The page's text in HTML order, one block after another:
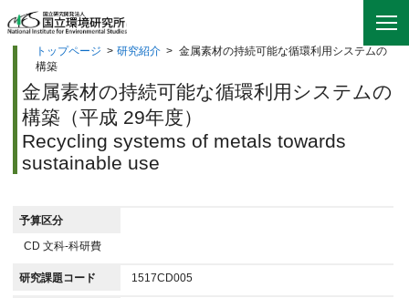
トップページ > 研究紹介 > 金属素材の持続可能な循環利用システムの
構築
金属素材の持続可能な循環利用システムの
構築（平成 29年度）
Recycling systems of metals towards
sustainable use
予算区分
CD 文科-科研費
研究課題コード 1517CD005